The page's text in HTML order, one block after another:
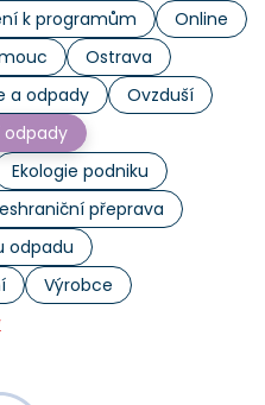
k programům
Online
Ostrava
a odpady
Ovzduší
odpady
Ekologie podniku
přeprava
odpadu
Výrobce